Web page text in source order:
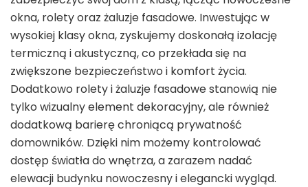
okna, rolety oraz żaluzje fasadowe. Inwestując w
wysokiej klasy okna, zyskujemy doskonałą izolację
termiczną i akustyczną, co przekłada się na
zwiększone bezpieczeństwo i komfort życia.
Dodatkowo rolety i żaluzje fasadowe stanowią nie
tylko wizualny element dekoracyjny, ale również
dodatkową barierę chroniącą prywatność
domowników. Dzięki nim możemy kontrolować
dostęp światła do wnętrza, a zarazem nadać
elewacji budynku nowoczesny i elegancki wygląd.